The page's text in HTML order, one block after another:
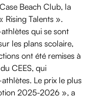
Beach Club, la
Rising Talents ».
qui se sont
les plans scolaire,
ont été remises à
CEES, qui
Le prix le plus
2025-2026 », a